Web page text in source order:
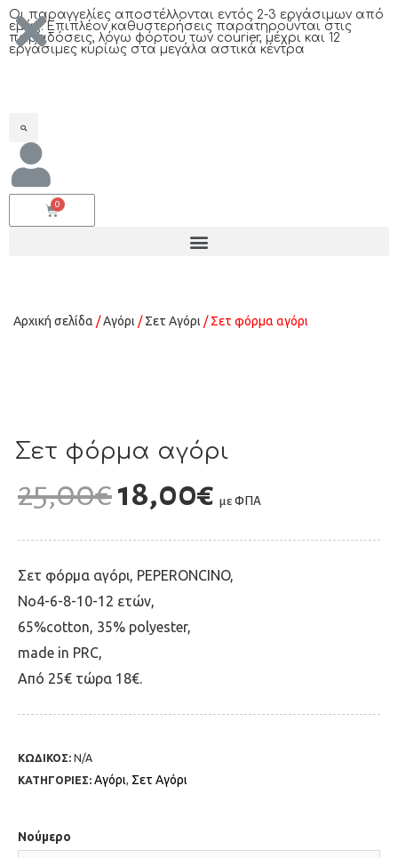
Oι παραγγελίες αποστέλλονται εντός 2-3 εργάσιμων από
εμάς. Επιπλέον καθυστερήσεις παρατηρούνται στις
παραδόσεις, λόγω φόρτου των courier, μέχρι και 12
εργάσιμες κυρίως στα μεγάλα αστικά κέντρα
Αρχική σελίδα /Αγόρι /Σετ Αγόρι / Σετ φόρμα αγόρι
Σετ φόρμα αγόρι
25,00€18,00€ με ΦΠΑ
Σετ φόρμα αγόρι, PEPERONCINO,
No4-6-8-10-12 ετών,
65%cotton, 35% polyester,
made in PRC,
Από 25€ τώρα 18€.
ΚΩΔΙΚΟΣ: N/A
ΚΑΤΗΓΟΡΙΕΣ: Αγόρι, Σετ Αγόρι
Νούμερο